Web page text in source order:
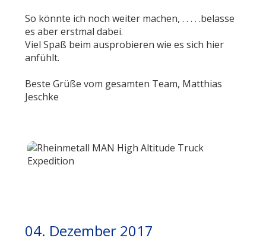
So könnte ich noch weiter machen, . . . . .belasse
es aber erstmal dabei.
Viel Spaß beim ausprobieren wie es sich hier
anfühlt.
Beste Grüße vom gesamten Team, Matthias
Jeschke
04. Dezember 2017